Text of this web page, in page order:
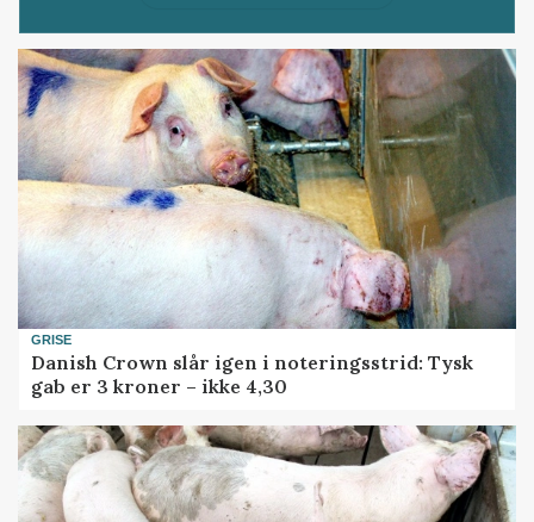
GRISE
Danish Crown slår igen i noteringsstrid: Tysk
gab er 3 kroner – ikke 4,30